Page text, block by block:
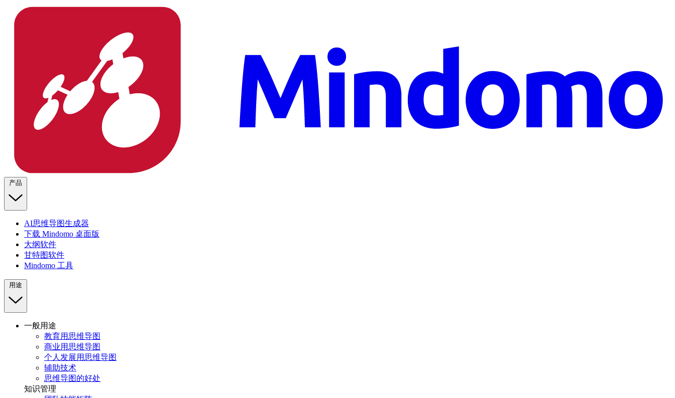
产品
AI思维导图生成器
下载 Mindomo 桌面版
大纲软件
甘特图软件
Mindomo 工具
用途
一般用途
教育用思维导图
商业用思维导图
个人发展用思维导图
辅助技术
思维导图的好处
知识管理